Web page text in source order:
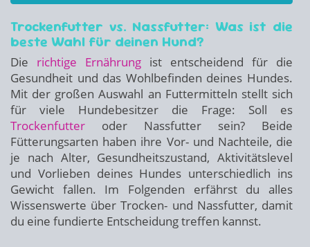
Trockenfutter vs. Nassfutter: Was ist die
beste Wahl für deinen Hund?
Die richtige Ernährung ist entscheidend für die
Gesundheit und das Wohlbefinden deines Hundes.
Mit der großen Auswahl an Futtermitteln stellt sich
für viele Hundebesitzer die Frage: Soll es
Trockenfutter oder Nassfutter sein? Beide
Fütterungsarten haben ihre Vor- und Nachteile, die
je nach Alter, Gesundheitszustand, Aktivitätslevel
und Vorlieben deines Hundes unterschiedlich ins
Gewicht fallen. Im Folgenden erfährst du alles
Wissenswerte über Trocken- und Nassfutter, damit
du eine fundierte Entscheidung treffen kannst.